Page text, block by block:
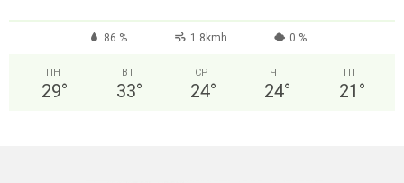
86 % 1.8kmh 0 %
ПН
29°
ВТ
33°
СР
24°
ЧТ
24°
ПТ
21 °